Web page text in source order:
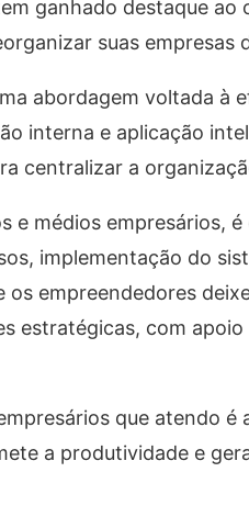
ganhado destaque
suas empresas
abordagem voltada à
interna e aplicação
centralizar a
e médios empresários,
implementação do
empreendedores
estratégicas, com
que atendo
a produtividade e